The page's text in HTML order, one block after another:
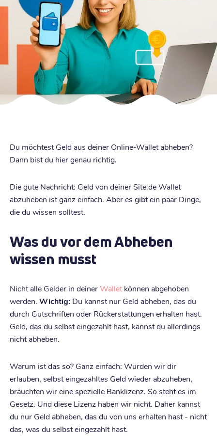
Du möchtest Geld aus deiner Online-Wallet abheben?
Dann bist du hier genau richtig.
Die gute Nachricht: Geld von deiner Site.de Wallet
abzuheben ist ganz einfach. Aber es gibt ein paar Dinge,
die du wissen solltest.
Was du vor dem Abheben
wissen musst
Nicht alle Gelder in deinerWallet können abgehoben
werden. Wichtig: Du kannst nur Geld abheben, das du
durch Gutschriften oder Rückerstattungen erhalten hast.
Geld, das du selbst eingezahlt hast, kannst du allerdings
nicht abheben.
Warum ist das so? Ganz einfach: Würden wir dir
erlauben, selbst eingezahltes Geld wieder abzuheben,
bräuchten wir eine spezielle Banklizenz. So steht es im
Gesetz. Und diese Lizenz haben wir nicht. Daher kannst
du nur Geld abheben, das du von uns erhalten hast - nicht
das, was du selbst eingezahlt hast.